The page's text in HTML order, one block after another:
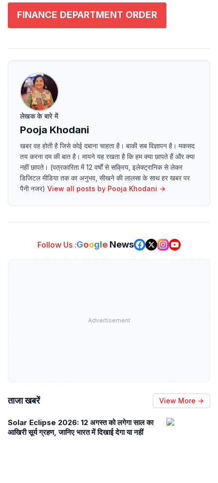
FINANCE DEPARTMENT ORDER
लेखक के बारे में
Pooja Khodani
खबर वह होती है जिसे कोई दबाना चाहता है। बाकी सब विज्ञापन है। मकसद
तय करना दम की बात है। मायने यह रखता है कि हम क्या छापते हैं और क्या
नहीं छापते। (पत्रकारिता में 12 वर्षों से सक्रिय, इलेक्ट्रानिक से लेकर
डिजिटल मीडिया तक का अनुभव, सीखने की लालसा के साथ हर खबर पर
पैनी नजर) View all posts by Pooja Khodani →
Follow Us :Google News
Advertisement
ताजा खबरें View More →
Solar Eclipse 2026: 12 अगस्त को लगेगा साल का
आखिरी सूर्य ग्रहण, जानिए भारत में दिखाई देगा या नहीं